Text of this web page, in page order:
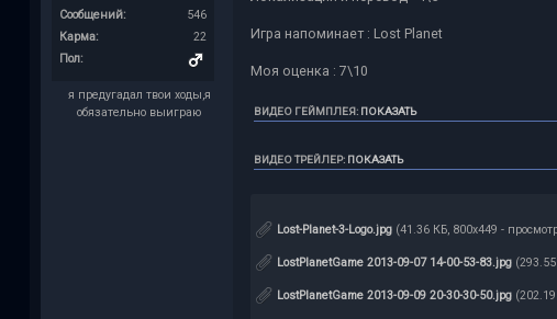
Сообщений:
546
Карма:
22
Пол:
я предугадал твои ходы,я
обязательно выиграю
Игра напоминает : Lost Planet
Моя оценка : 7\10
ВИДЕО ГЕЙМПЛЕЯ: ПОКАЗАТЬ
ВИДЕО ТРЕЙЛЕР: ПОКАЗАТЬ
Lost-Planet-3-Logo.jpg(41.36 КБ, 800x449 -
LostPlanetGame 2013-09-07 14-00-53-83.jpg(293.55
LostPlanetGame 2013-09-09 20-30-30-50.jpg(202.19